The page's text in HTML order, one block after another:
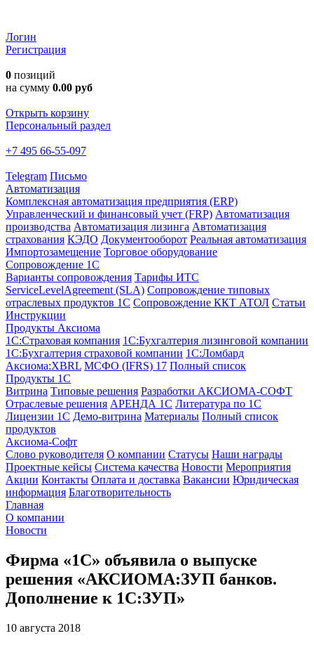
Логин
Регистрация
0 позиций
на сумму 0.00 руб
Открыть корзину
Персональный раздел
+7 495 66-55-097
Telegram Письмо
Автоматизация
Комплексная автоматизация предприятия (ERP)
Управленческий и финансовый учет (FRP) Автоматизация
производства Автоматизация лизинга Автоматизация
страхования КЭДО Документооборот Реальная автоматизация
Импортозамещение Торговое оборудование
Сопровождение 1С
Варианты сопровождения Тарифы ИТС
ServiceLevelAgreement (SLA) Сопровождение типовых
отраслевых продуктов 1С Сопровождение ККТ АТОЛ Статьи
Инструкции
Продукты Аксиома
1С:Страховая компания 1С:Бухгалтерия лизинговой компании
1С:Бухгалтерия страховой компании 1С:Ломбард
Аксиома:XBRL МСФО (IFRS) 17 Полный список
Продукты 1С
Витрина Типовые решения Разработки АКСИОМА-СОФТ
Отраслевые решения АРЕНДА 1С Литература по 1С
Лицензии 1C Демо-витрина Материалы Полный список
продуктов
Аксиома-Софт
Слово руководителя О компании Статусы Наши награды
Проектные кейсы Система качества Новости Мероприятия
Акции Контакты Оплата и доставка Вакансии Юридическая
информация Благотворительность
Главная
О компании
Новости
Фирма «1С» объявила о выпуске
решения «АКСИОМА:ЗУП банков.
Дополнение к 1С:ЗУП»
10 августа 2018